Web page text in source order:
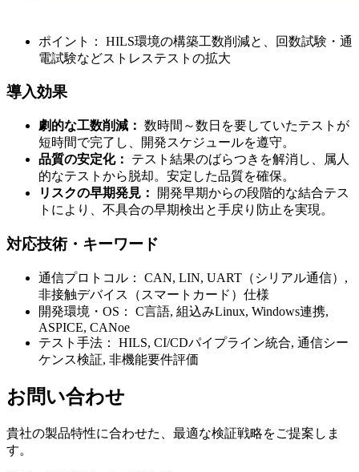
ポイント： HILS環境の構築工数削減と、回数試験・通
電試験などストレステストの拡大
導入効果
劇的な工数削減： 数時間～数日を要していたテストが
短時間で完了し、開発スケジュールを遵守。
品質の安定化：
テスト結果のばらつきを解消し、属人
的なテストから脱却。安定した品質を確保。
リスクの早期発見：
開発早期からの段階的な結合テス
トにより、不具合の早期検出と手戻り防止を実現。
対応技術・キーワード
通信プロトコル： CAN, LIN, UART（シリアル通信）,
非接触デバイス（スマートカード）仕様
開発環境・OS： C言語, 組込みLinux, Windows連携,
ASPICE, CANoe
テスト手法： HILS, CI/CDパイプライン統合, 通信シー
ケンス検証, 非機能要件評価
お問い合わせ
貴社の製品特性に合わせた、最適な検証戦略をご提案しま
す。